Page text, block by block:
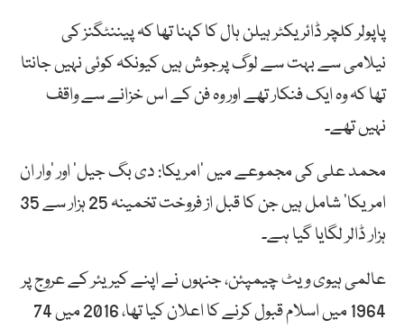
پاپولر کلچر ڈائریکٹر ہیلن ہال کا کہنا تھا کہ پیننٹگنز کی
نیلامی سے بہت سے لوگ پرجوش ہیں کیونکہ کوئی نہیں جانتا
تھا کہ وہ ایک فنکار تھے اور وہ فن کے اس خزانے سے واقف
نہیں تھے۔
محمد علی کی مجموعے میں ‘امریکا: دی بگ جیل’ اور ‘وار ان
امریکا’ شامل ہیں جن کا قبل از فروخت تخمینہ 25 ہزار سے 35
ہزار ڈالر لگایا گیا ہے۔
عالمی ہیوی ویٹ چیمپئن، جنہوں نے اپنے کیریئر کے عروج پر
1964 میں اسلام قبول کرنے کا اعلان کیا تھا، 2016 میں 74